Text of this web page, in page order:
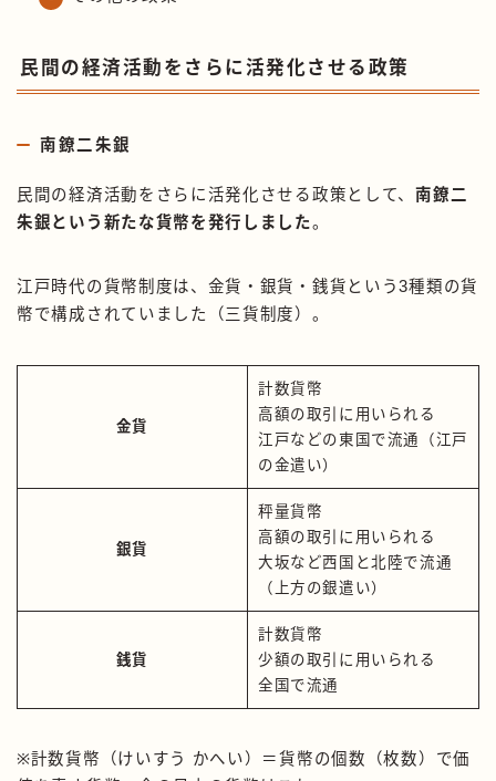
民間の経済活動をさらに活発化させる政策
南鐐二朱銀
民間の経済活動をさらに活発化させる政策として、南鐐二
朱銀という新たな貨幣を発行しました。
江戸時代の貨幣制度は、金貨・銀貨・銭貨という3種類の貨
幣で構成されていました（三貨制度）。
金貨
計数貨幣
高額の取引に用いられる
江戸などの東国で流通（江戸
の金遣い）
銀貨
秤量貨幣
高額の取引に用いられる
大坂など西国と北陸で流通
（上方の銀遣い）
銭貨
計数貨幣
少額の取引に用いられる
全国で流通
※計数貨幣（けいすう かへい）＝貨幣の個数（枚数）で価